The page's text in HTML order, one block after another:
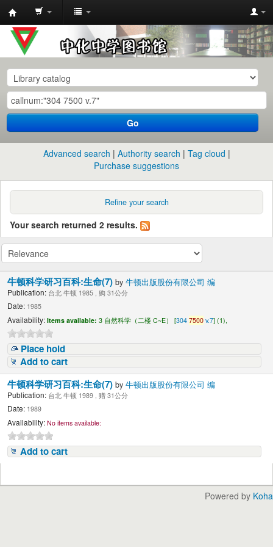
中
化
中
学
图
书
馆
目
Go
Advanced search Authority search
Tag cloud
Purchase suggestions
Refine your search
Your search returned 2 results.
牛顿科学研习百科:生命(7)by牛顿出版股份有限公司 编
Publication: 台北 牛顿 1985 , 购 31公分
Date: 1985
Availability: Items available: 3 自然科学（二楼 C~E） [3047500 v.7] (1),
Place hold
Add to cart
牛顿科学研习百科:生命(7)by牛顿出版股份有限公司 编
Publication: 台北 牛顿 1989 , 赠 31公分
Date: 1989
Availability: No items available:
Add to cart
Powered by Koha